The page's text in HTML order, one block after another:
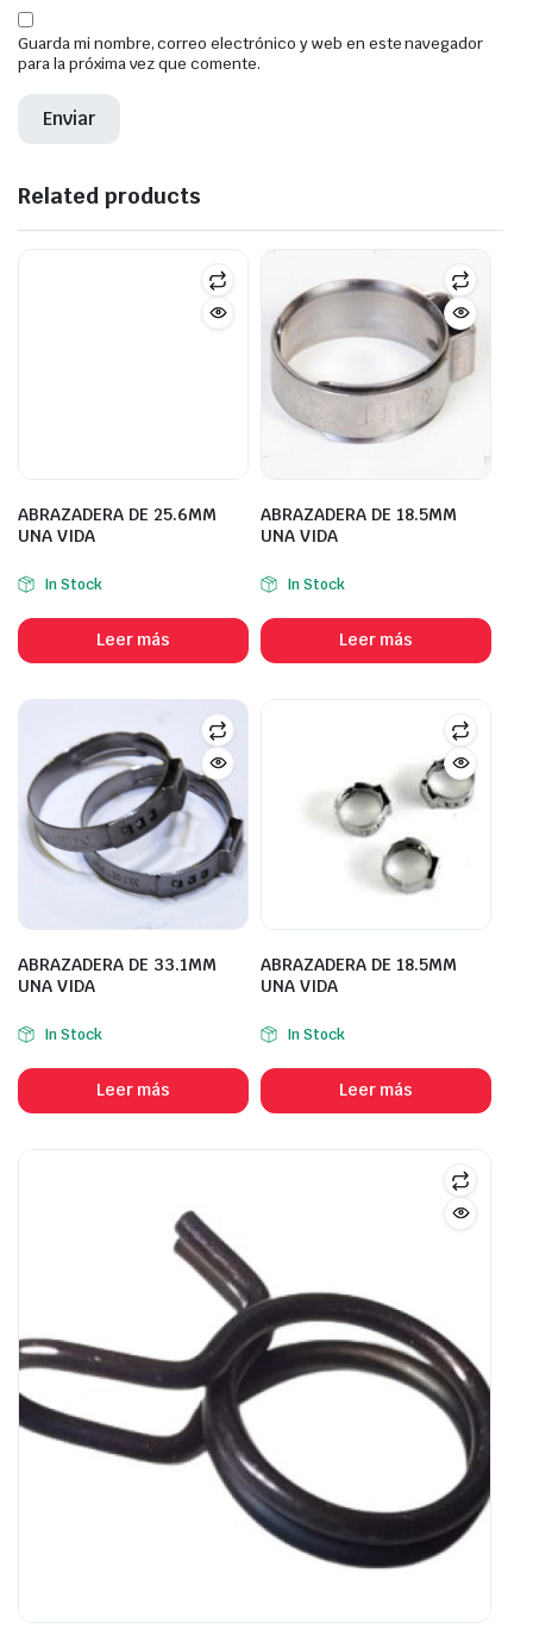
Guarda mi nombre, correo electrónico y web en este navegador
para la próxima vez que comente.
Related products
ABRAZADERA DE 25.6MM
UNA VIDA
In Stock
Leer más
ABRAZADERA DE 18.5MM
UNA VIDA
In Stock
Leer más
ABRAZADERA DE 33.1MM
UNA VIDA
In Stock
Leer más
ABRAZADERA DE 18.5MM
UNA VIDA
In Stock
Leer más